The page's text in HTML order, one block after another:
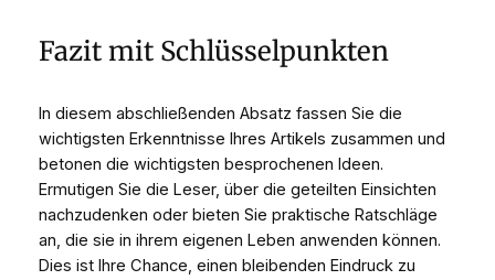
Fazit mit Schlüsselpunkten
In diesem abschließenden Absatz fassen Sie die
wichtigsten Erkenntnisse Ihres Artikels zusammen und
betonen die wichtigsten besprochenen Ideen.
Ermutigen Sie die Leser, über die geteilten Einsichten
nachzudenken oder bieten Sie praktische Ratschläge
an, die sie in ihrem eigenen Leben anwenden können.
Dies ist Ihre Chance, einen bleibenden Eindruck zu